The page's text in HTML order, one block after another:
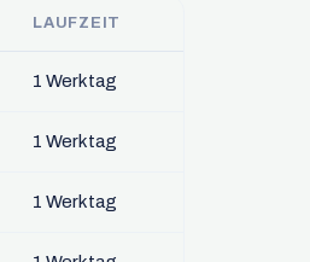
LAUFZEIT
1 Werktag
1 Werktag
1 Werktag